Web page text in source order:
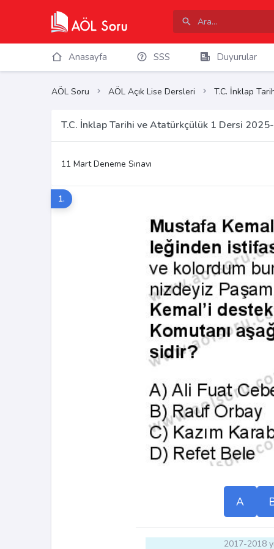
Anasayfa SSS Duyurular
AÖL Soru AÖL Açık Lise Dersleri T.C. İnklap
T.C. İnklap Tarihi ve Atatürkçülük 1 Dersi 2025-
11 Mart Deneme Sınavı
1.
A
2017-2018